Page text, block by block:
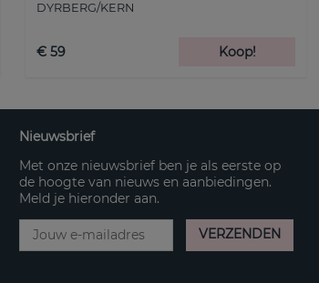
DYRBERG/KERN
€ 59 Koop!
Nieuwsbrief
Met onze nieuwsbrief ben je als eerste op
de hoogte van nieuws en aanbiedingen.
Meld je hieronder aan.
VERZENDEN